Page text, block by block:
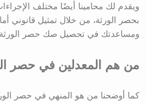
ويقدم لك محامينا أيضًا مختلف
بحصر الورثة، من خلال تمثيل قانوني
ومساعدتك في تحصيل صك حصر
من هم المعدلين في حصر
كما أوضحنا من هو المنهي في حصر